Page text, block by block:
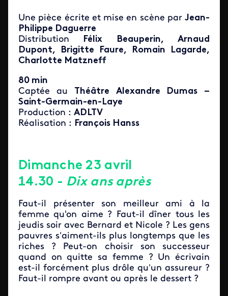
Une pièce écrite et mise en scène par Jean-
Philippe Daguerre
Distribution Félix Beauperin, Arnaud
Dupont, Brigitte Faure, Romain Lagarde,
Charlotte Matzneff
80 min
Captée au Théâtre Alexandre Dumas
–
Saint-Germain-en-Laye
Production : ADLTV
Réalisation : François Hanss
Dimanche 23 avril
14.30 - Dix ans après
Faut-il présenter son meilleur ami à la
femme qu'on aime ? Faut-il dîner tous les
jeudis soir avec Bernard et Nicole ? Les gens
pauvres s’aiment-ils plus longtemps que les
riches ? Peut-on choisir son successeur
quand on quitte sa femme ? Un écrivain
est-il forcément plus drôle qu’un assureur ?
Faut-il rompre avant ou après le dessert ?